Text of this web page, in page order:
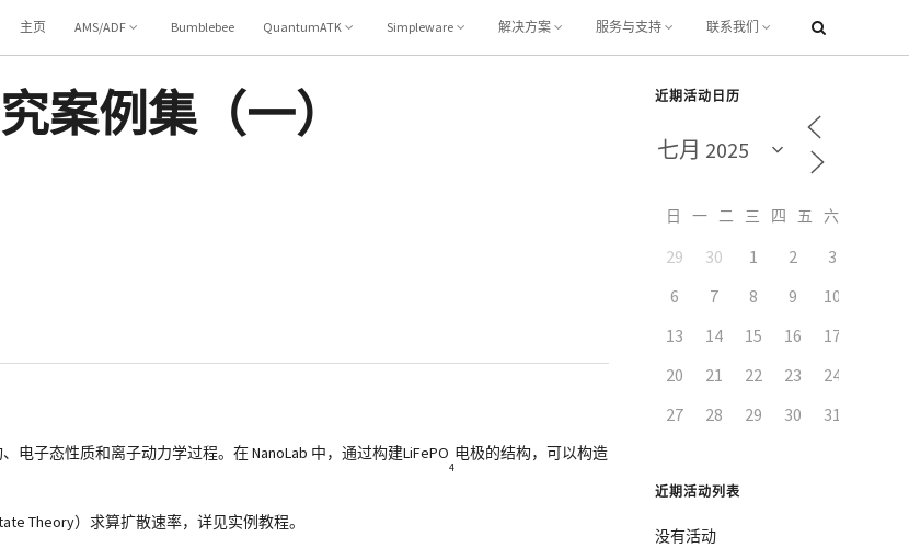
主页 AMS/ADF Bumblebee QuantumATK Simpleware 解决方案 服务与支持 联系我们
案例集（一）
子态性质和离子动力学过程。在 NanoLab 中，通过构建LiFePO
4
电极的结构，可以构造
Theory）求算扩散速率，详见实例教程。
近期活动日历
日 一 二 三 四 五
29 30 1 2 3
6
7 8 9 10
13
14 15 16 17
20
21 22 23 24
27
28 29 30 31
近期活动列表
没有活动